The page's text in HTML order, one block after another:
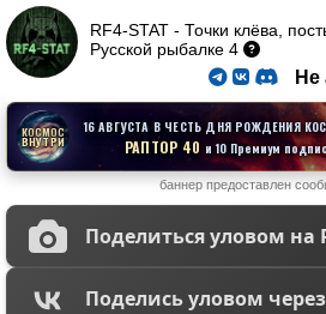
Не
RF4-STAT - Точки клёва,
Русской рыбалке 4
КОСМОС
ВНУТРИ
16 АВГУСТА В ЧЕСТЬ ДНЯ РОЖДЕНИЯ
РАПТОР 40 и 10 Премиум
баннер предоставлен
Поделиться уловом на
Поделись уловом